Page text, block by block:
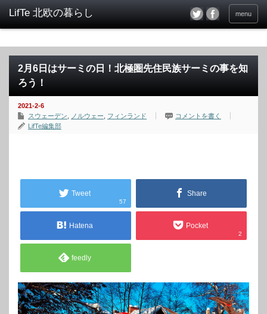
menu
2月6日はサーミの日！北極圏先住民族サーミの事を知
ろう！
2021-2-6
スウェーデン
ノルウェー フィンランド
コメントを書く
LifTe編集部
Tweet
57
Share
Hatena Pocket
2
feedly